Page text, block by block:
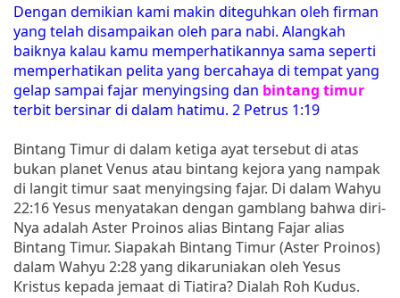
Dengan demikian kami makin diteguhkan oleh firman
yang telah disampaikan oleh para nabi. Alangkah
baiknya kalau kamu memperhatikannya sama seperti
memperhatikan pelita yang bercahaya di tempat yang
gelap sampai fajar menyingsing dan bintang timur
terbit bersinar di dalam hatimu. 2 Petrus 1:19
Bintang Timur di dalam ketiga ayat tersebut di atas
bukan planet Venus atau bintang kejora yang nampak
di langit timur saat menyingsing fajar. Di dalam Wahyu
22:16 Yesus menyatakan dengan gamblang bahwa diri-
Nya adalah Aster Proinos alias Bintang Fajar alias
Bintang Timur. Siapakah Bintang Timur (Aster Proinos)
dalam Wahyu 2:28 yang dikaruniakan oleh Yesus
Kristus kepada jemaat di Tiatira? Dialah Roh Kudus.